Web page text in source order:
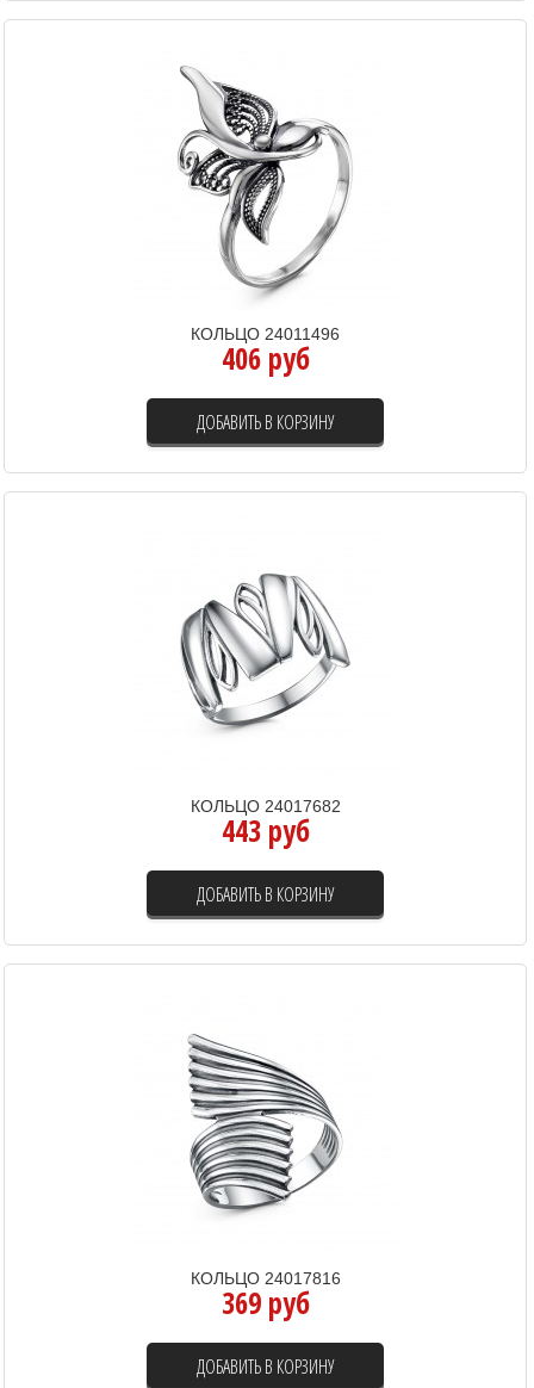
КОЛЬЦО 24011496
406 руб
ДОБАВИТЬ В КОРЗИНУ
КОЛЬЦО 24017682
443 руб
ДОБАВИТЬ В КОРЗИНУ
КОЛЬЦО 24017816
369 руб
ДОБАВИТЬ В КОРЗИНУ